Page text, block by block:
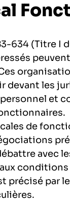
la recherche
en
la santé et
pour le
de recherche
634 (Titre I
devant les
et
de
avec
conditions
précisé par